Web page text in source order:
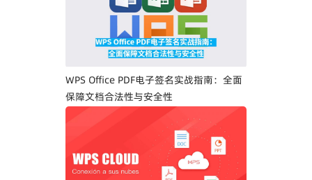
WPS Office PDF电子签名实战指南：全面
保障文档合法性与安全性